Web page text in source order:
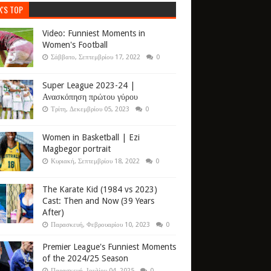
TOP
Video: Funniest Moments in
Women's Football
Σάββατο, Σεπτεμβρίου 17, 2022 0
Super League 2023-24 |
Ανασκόπηση πρώτου γύρου
Τρίτη, Δεκεμβρίου 05, 2023 0
Women in Basketball | Ezi
Magbegor portrait
Κυριακή, Σεπτεμβρίου 18, 2022 0
The Karate Kid (1984 vs 2023)
Cast: Then and Now (39 Years
After)
Παρασκευή, Φεβρουαρίου 10, 2023 0
Premier League's Funniest Moments
of the 2024/25 Season